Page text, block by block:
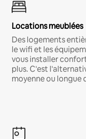
Locations meublées
Des logements
le wifi et les
vous installer
plus. C'est
moyenne ou longue